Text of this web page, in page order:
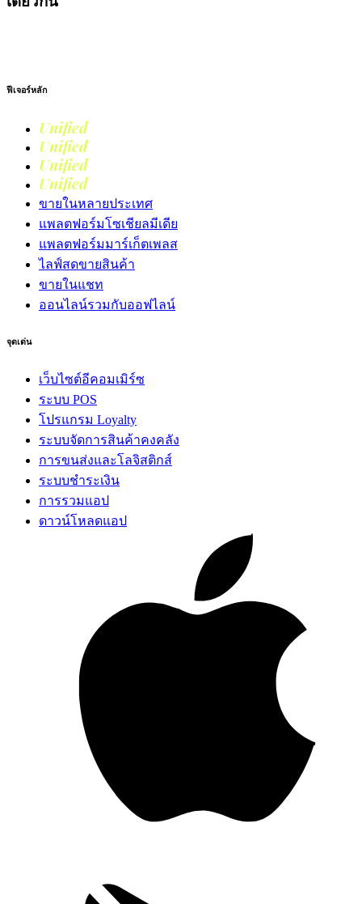
ฟีเจอร์หลัก
Unified
Unified
Unified
Unified
ขายในหลายประเทศ
แพลตฟอร์มโซเชียลมีเดีย
แพลตฟอร์มมาร์เก็ตเพลส
ไลฟ์สดขายสินค้า
ขายในแชท
ออนไลน์รวมกับออฟไลน์
จุดเด่น
เว็บไซต์อีคอมเมิร์ซ
ระบบ POS
โปรแกรม Loyalty
ระบบจัดการสินค้าคงคลัง
การขนส่งและโลจิสติกส์
ระบบชำระเงิน
การรวมแอป
ดาวน์โหลดแอป